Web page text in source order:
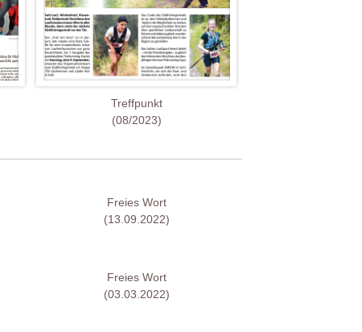
Treffpunkt
(08/2023)
Freies Wort
(13.09.2022)
Freies Wort
(03.03.2022)